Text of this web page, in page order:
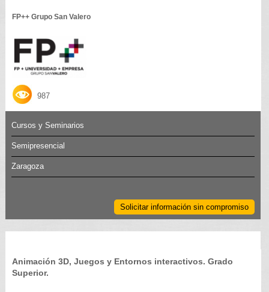
FP++ Grupo San Valero
987
Cursos y Seminarios
Semipresencial
Zaragoza
Solicitar información sin compromiso
Animación 3D, Juegos y Entornos interactivos. Grado
Superior.